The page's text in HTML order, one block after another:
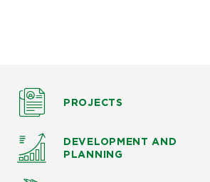
PROJECTS
DEVELOPMENT AND
PLANNING